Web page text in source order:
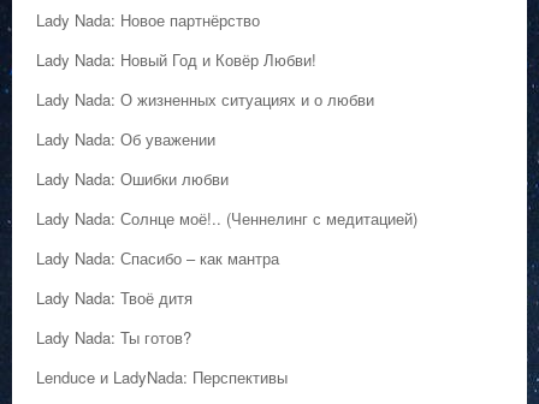
Lady Nada: Новое партнёрство
Lady Nada: Новый Год и Ковёр Любви!
Lady Nada: О жизненных ситуациях и о любви
Lady Nada: Об уважении
Lady Nada: Ошибки любви
Lady Nada: Солнце моё!.. (Ченнелинг с медитацией)
Lady Nada: Спасибо – как мантра
Lady Nada: Твоё дитя
Lady Nada: Ты готов?
Lenduce и LadyNada: Перспективы